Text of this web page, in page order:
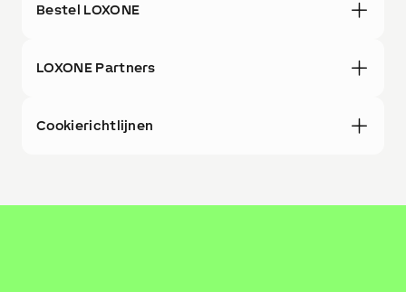
Bestel LOXONE
LOXONE Partners
Cookierichtlijnen